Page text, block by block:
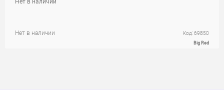
Нет в наличии Код: 69850
Big Red
Нет в наличии